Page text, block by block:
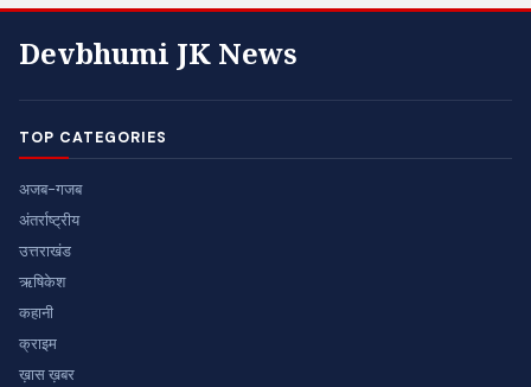
Devbhumi JK News
TOP CATEGORIES
अजब-गजब
अंतर्राष्ट्रीय
उत्तराखंड
ऋषिकेश
कहानी
क्राइम
ख़ास ख़बर